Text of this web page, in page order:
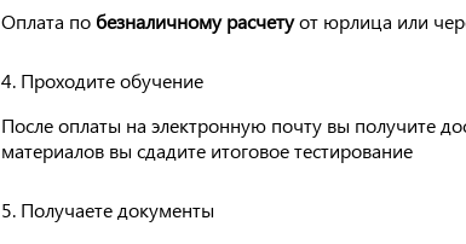
Оплата по безналичному расчетуот юрлица или
4. Проходите обучение
После оплаты на электронную почту вы получите
материалов вы сдадите итоговое тестирование
5. Получаете документы